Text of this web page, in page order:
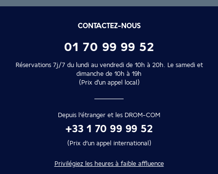
CONTACTEZ-NOUS
01 70 99 99 52
Réservations 7j/7 du lundi au vendredi de 10h à 20h. Le samedi et
dimanche de 10h à 19h
(Prix d'un appel local)
Depuis l’étranger et les DROM-COM
+33 1 70 99 99 52
(Prix d’un appel international)
Privilégiez les heures à faible affluence